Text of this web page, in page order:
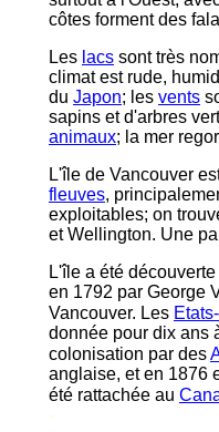
côtes forment des
Les lacs sont très
climat est rude,
du Japon; les vents
sapins et d'arbres
animaux; la mer
L'île de Vancouver
fleuves,
exploitables; on
et Wellington. Une
L'île a été
en 1792 par George
Vancouver. Les
donnée pour dix ans
colonisation par des
anglaise, et en 1876
été rattachée au
-